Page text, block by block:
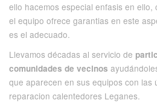
ello hacemos especial enfasis en ello,
el equipo ofrece garantias en este
es el adecuado.
Llevamos décadas al servicio de
comunidades de vecinos
que aparecen en sus equipos con las
reparacion calentedores Leganes.